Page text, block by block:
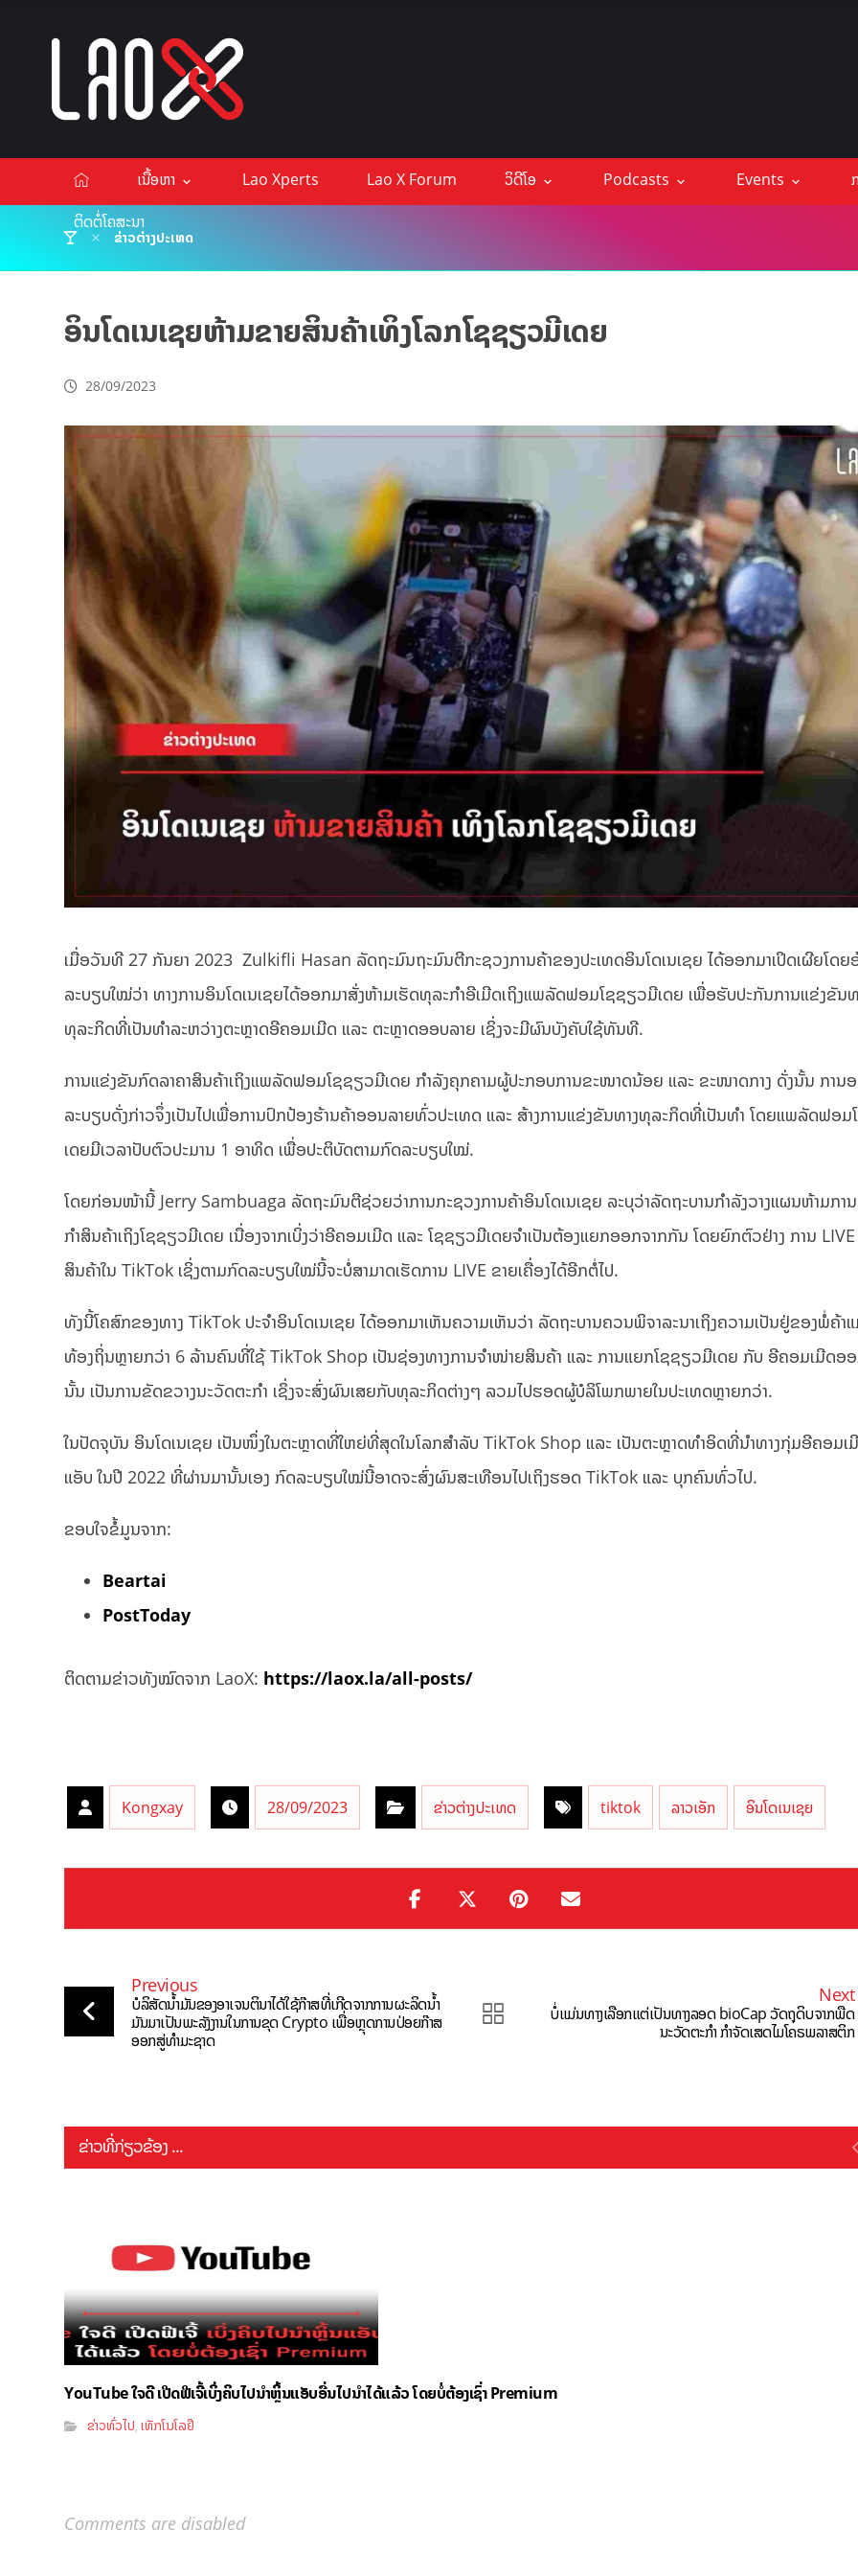
ເນື້ອຫາ Lao Xperts Lao X Forum ວິດີໂອ Podcasts Events
ຕິດຕໍ່ໂຄສະນາ
ຂ່າວຕ່າງປະເທດ
ອິນໂດເນເຊຍຫ້າມຂາຍສິນຄ້າເທິງໂລກໂຊຊຽວມີເດຍ
28/09/2023
ເມື່ອວັນທີ 27 ກັນຍາ 2023 Zulkifli Hasan ລັດຖະມົນຖະມົນຕີກະຊວງການຄ້າຂອງປະເທດອິນໂດເນເຊຍ ໄດ້ອອກມາເປິດເຜີຍໂດຍ
ລະບຽບໃໝ່ວ່າ ທາງການອິນໂດເນເຊຍໄດ້ອອກມາສັ່ງຫ້າມເຮັດທຸລະກຳອີເມີດເຖິງແພລັດຟອມໂຊຊຽວມີເດຍ ເພື່ອຮັບປະກັນການແຂ່ງຂັນທ
ທຸລະກິດທີ່ເປັນທຳລະຫວ່າງຕະຫຼາດອີຄອມເມີດ ແລະ ຕະຫຼາດອອບລາຍ ເຊິ່ງຈະມີຜົນບັງຄັບໃຊ້ທັນທີ.
ການແຂ່ງຂັນກົດລາຄາສິນຄ້າເຖິງແພລັດຟອມໂຊຊຽວມີເດຍ ກຳລັງຄຸກຄາມຜູ້ປະກອບການຂະໜາດນ້ອຍ ແລະ ຂະໜາດກາງ ດັ່ງນັ້ນ ການ
ລະບຽບດັ່ງກ່າວຈຶ່ງເປັນໄປເພື່ອການປົກປ້ອງຮ້ານຄ້າອອນລາຍທົ່ວປະເທດ ແລະ ສ້າງການແຂ່ງຂັນທາງທຸລະກິດທີ່ເປັນທຳ ໂດຍແພລັດຟອ
ເດຍມີເວລາປັບຕົວປະມານ 1 ອາທິດ ເພື່ອປະຕິບັດຕາມກົດລະບຽບໃໝ່.
ໂດຍກ່ອນໜ້ານີ້ Jerry Sambuaga ລັດຖະມົນຕີຊ່ວຍວ່າການກະຊວງການຄ້າອິນໂດເນເຊຍ ລະບຸວ່າລັດຖະບານກຳລັງວາງແຜນຫ້າມກາ
ກຳສິນຄ້າເຖິງໂຊຊຽວມີເດຍ ເນື່ອງຈາກເບິ່ງວ່າອີຄອມເມີດ ແລະ ໂຊຊຽວມີເດຍຈຳເປັນຕ້ອງແຍກອອກຈາກກັນ ໂດຍຍົກຕົວຢ່າງ ການ
ສິນຄ້າໃນ TikTok ເຊິ່ງຕາມກົດລະບຽບໃໝ່ນີ້ຈະບໍ່ສາມາດເຮັດການ LIVE ຂາຍເຄື່ອງໄດ້ອີກຕໍ່ໄປ.
ທັງນີ້ໂຄສົກຂອງທາງ TikTok ປະຈຳອິນໂດເນເຊຍ ໄດ້ອອກມາເຫັນຄວາມເຫັນວ່າ ລັດຖະບານຄວນພິຈາລະນາເຖິງຄວາມເປັນຢູ່ຂອງພໍ່ຄ້າ
ທ້ອງຖິ່ນຫຼາຍກວ່າ 6 ລ້ານຄົນທີ່ໃຊ້ TikTok Shop ເປັນຊ່ອງທາງການຈຳໜ່າຍສິນຄ້າ ແລະ ການແຍກໂຊຊຽວມີເດຍ ກັບ ອີຄອມເມີດອ
ນັ້ນ ເປັນການຂັດຂວາງນະວັດຕະກຳ ເຊິ່ງຈະສົ່ງຜົນເສຍກັບທຸລະກິດຕ່າງໆ ລວມໄປຮອດຜູ້ບໍລິໂພກພາຍໃນປະເທດຫຼາຍກວ່າ.
ໃນປັດຈຸບັນ ອິນໂດເນເຊຍ ເປັນໜຶ່ງໃນຕະຫຼາດທີ່ໃຫຍ່ທີ່ສຸດໃນໂລກສຳລັບ TikTok Shop ແລະ ເປັນຕະຫຼາດທຳອິດທີ່ນຳທາງກຸ່ມອີຄອມເ
ແອັບ ໃນປີ 2022 ທີ່ຜ່ານມານັ້ນເອງ ກົດລະບຽບໃໝ່ນີ້ອາດຈະສົ່ງຜົນສະເທືອນໄປເຖິງຮອດ TikTok ແລະ ບຸກຄົນທົ່ວໄປ.
ຂອບໃຈຂໍ້ມູນຈາກ:
Beartai
PostToday
ຕິດຕາມຂ່າວທັງໝົດຈາກ LaoX: https://laox.la/all-posts/
Kongxay 28/09/2023 ຂ່າວຕ່າງປະເທດ tiktok ລາວເອັກ ອິນໂດເນເຊຍ
Previous
ບໍລິສັດນ້ຳມັນຂອງອາເຈນຕິນາໄດ້ໃຊ້ກ໊າສທີ່ເກີດຈາກການຜະລິດນ້ຳ
ມັນມາເປັນພະລັງງານໃນການຂຸດ Crypto ເພື່ອຫຼຸດການປ່ອຍກ໊າສ
ອອກສູ່ທຳມະຊາດ
Next
ບໍ່ແມ່ນທາງເລືອກແຕ່ເປັນທາງລອດ bioCap ວັດຖຸດິບຈາກພືດ
ນະວັດຕະກຳ ກຳຈັດເສດໄມໂຄຣພລາສຕິກ
ຂ່າວທີ່ກ່ຽວຂ້ອງ ...
YouTube ໃຈດີ ເປີດຟີເຈີ້ເບິ່ງຄິບໄປນຳຫຼິ້ນແອັບອື່ນໄປນຳໄດ້ແລ້ວ ໂດຍບໍ່ຕ້ອງເຊົ່າ Premium
ຂ່າວທົ່ວໄປ,ເທັກໂນໂລຢີ
Comments are disabled